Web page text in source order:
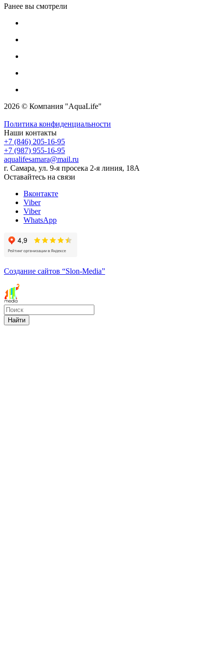
Ранее вы смотрели
2026 © Компания "AquaLife"
Политика конфиденциальности
Наши контакты
+7 (846) 205-16-95
+7 (987) 955-16-95
aqualifesamara@mail.ru
г. Самара, ул. 9-я просека 2-я линия, 18А
Оставайтесь на связи
Вконтакте
Viber
Viber
WhatsApp
Создание сайтов “Slon-Media”
Найти